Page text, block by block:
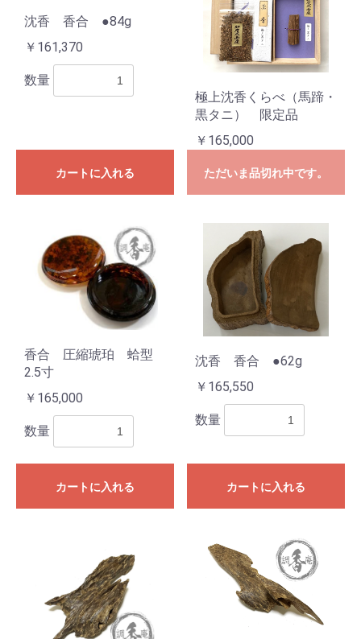
沈香 香合 ●84g
￥161,370
数量
カートに入れる
極上沈香くらべ（馬蹄・
黒タニ） 限定品
￥165,000
ただいま品切れ中です。
香合 圧縮琥珀 蛤型
2.5寸
￥165,000
数量
カートに入れる
沈香 香合 ●62g
￥165,550
数量
カートに入れる